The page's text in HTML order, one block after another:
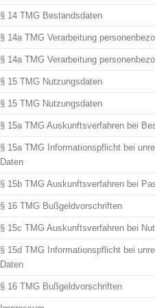
§ 14 TMG Bestandsdaten
§ 14a TMG Verarbeitung
§ 14a TMG Verarbeitung
§ 15 TMG Nutzungsdaten
§ 15 TMG Nutzungsdaten
§ 15a TMG Auskunftsverfahren bei
§ 15a TMG Informationspflicht bei
Daten
§ 15b TMG Auskunftsverfahren bei
§ 16 TMG Bußgeldvorschriften
§ 15c TMG Auskunftsverfahren bei
§ 15d TMG Informationspflicht bei
Daten
§ 16 TMG Bußgeldvorschriften